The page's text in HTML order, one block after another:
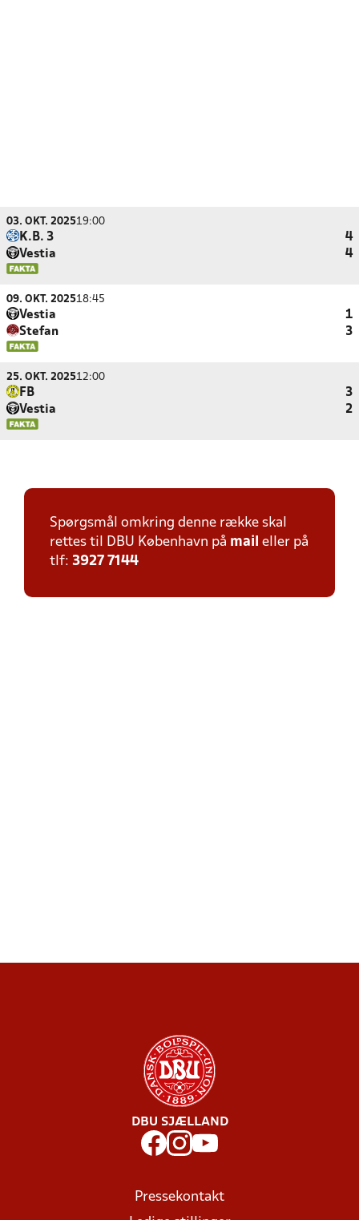
03. OKT. 202519:00
K.B. 3
4
Vestia
4
09. OKT. 202518:45
Vestia
1
Stefan
3
25. OKT. 202512:00
FB
3
Vestia
2
Spørgsmål omkring denne række skal
rettes til DBU København på mail eller på
tlf: 3927 7144
DBU SJÆLLAND
Pressekontakt